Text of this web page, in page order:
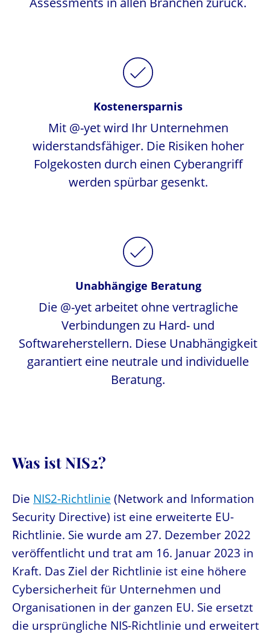
Kostenersparnis
Mit @-yet wird Ihr Unternehmen
widerstandsfähiger. Die Risiken hoher
Folgekosten durch einen Cyberangriff
werden spürbar gesenkt.
Unabhängige Beratung
Die @-yet arbeitet ohne vertragliche
Verbindungen zu Hard- und
Softwareherstellern. Diese Unabhängigkeit
garantiert eine neutrale und individuelle
Beratung.
Was ist NIS2?
Die NIS2-Richtlinie (Network and Information
Security Directive) ist eine erweiterte EU-
Richtlinie. Sie wurde am 27. Dezember 2022
veröffentlicht und trat am 16. Januar 2023 in
Kraft. Das Ziel der Richtlinie ist eine höhere
Cybersicherheit für Unternehmen und
Organisationen in der ganzen EU. Sie ersetzt
die ursprüngliche NIS-Richtlinie und erweitert